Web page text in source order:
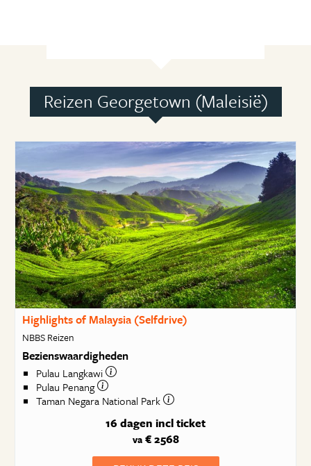
Reizen Georgetown (Maleisië)
Highlights of Malaysia (Selfdrive)
NBBS Reizen
Bezienswaardigheden
Pulau Langkawi
Pulau Penang
Taman Negara National Park
16 dagen incl ticket
va€ 2568